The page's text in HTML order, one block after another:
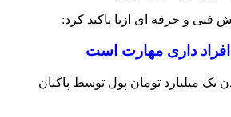
فنی و حرفه ای ازنا تاکید کرد:
افراد داری مهارت است